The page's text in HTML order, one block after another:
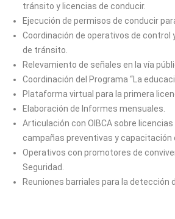
tránsito y licencias de conducir.
Ejecución de permisos de conducir
Coordinación de operativos de control
de tránsito.
Relevamiento de señales en la vía
Coordinación del Programa “La
Plataforma virtual para la primera
Elaboración de Informes mensuales.
Articulación con OIBCA sobre licencias
campañas preventivas y capacitación
Operativos con promotores de
Seguridad.
Reuniones barriales para la detección